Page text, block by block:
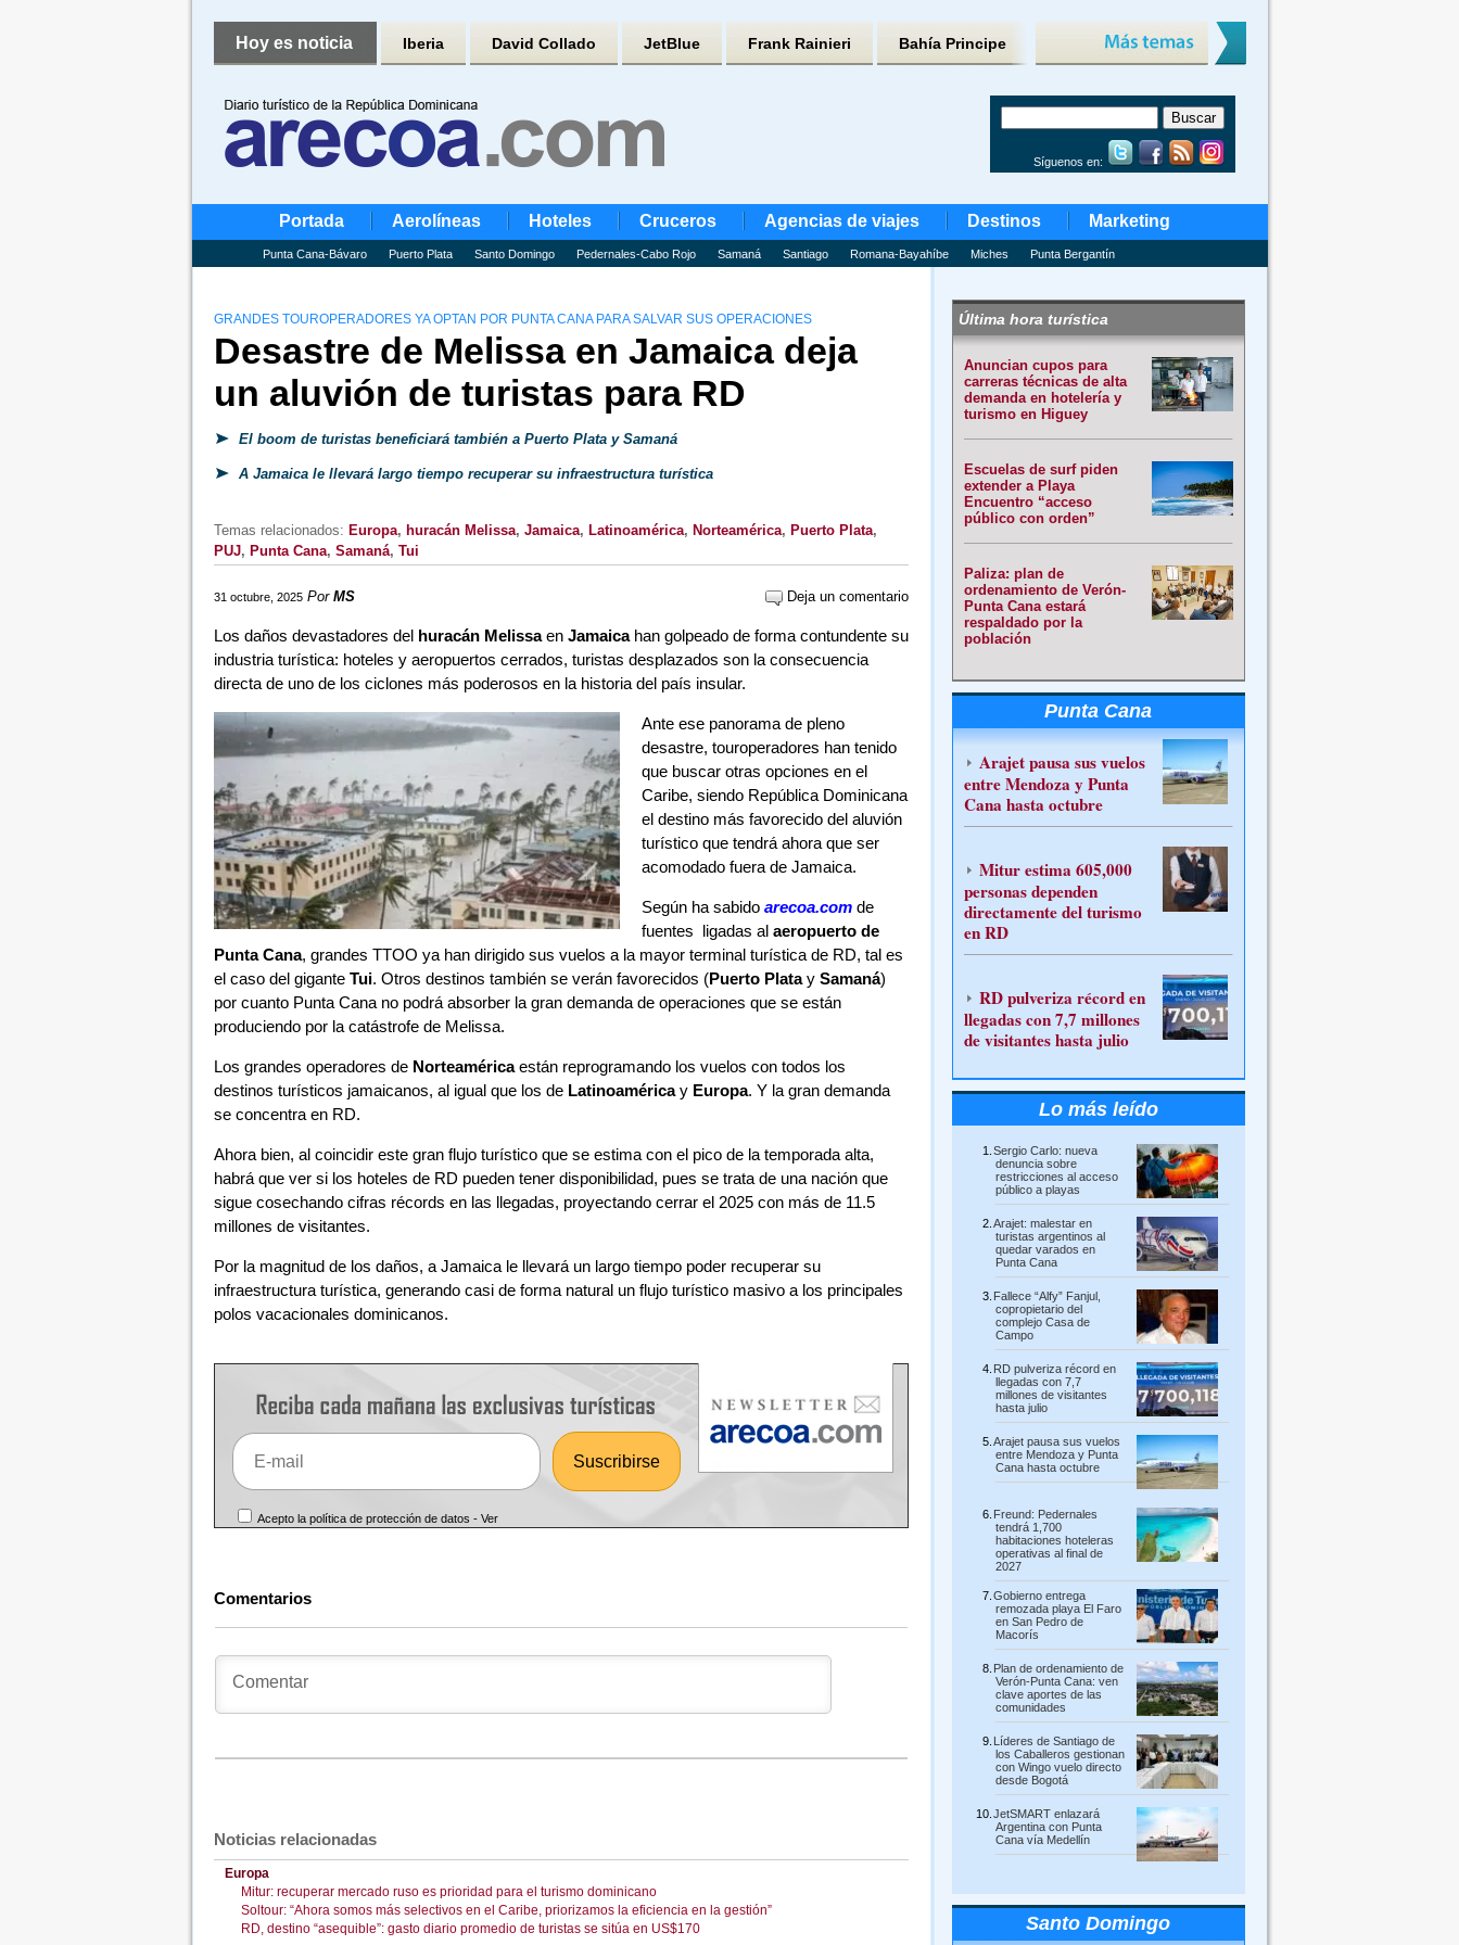
Hoy es noticia Iberia David Collado JetBlue Frank Rainieri Bahía Principe
Síguenos en:
Portada Aerolíneas Hoteles Cruceros Agencias de viajes Destinos Marketing
Punta Cana-Bávaro Puerto Plata Santo Domingo Pedernales-Cabo Rojo Samaná Santiago Romana-Bayahíbe Miches Punta Bergantín
GRANDES TOUROPERADORES YA OPTAN POR PUNTA CANA PARA SALVAR SUS OPERACIONES
Desastre de Melissa en Jamaica deja
un aluvión de turistas para RD
El boom de turistas beneficiará también a Puerto Plata y Samaná
A Jamaica le llevará largo tiempo recuperar su infraestructura turística
Temas relacionados: Europa, huracán Melissa, Jamaica, Latinoamérica, Norteamérica, Puerto Plata,
PUJ, Punta Cana, Samaná, Tui
31 octubre, 2025 Por MS Deja un comentario
Los daños devastadores del huracán Melissaen Jamaicahan golpeado de forma contundente su
industria turística: hoteles y aeropuertos cerrados, turistas desplazados son la consecuencia
directa de uno de los ciclones más poderosos en la historia del país insular.
Ante ese panorama de pleno
desastre, touroperadores han tenido
que buscar otras opciones en el
Caribe, siendo República Dominicana
el destino más favorecido del aluvión
turístico que tendrá ahora que ser
acomodado fuera de Jamaica.
Según ha sabido arecoa.comde
fuentes ligadas al aeropuerto de
Punta Cana, grandes TTOO ya han dirigido sus vuelos a la mayor terminal turística de RD, tal es
el caso del gigante Tui. Otros destinos también se verán favorecidos (Puerto Platay Samaná)
por cuanto Punta Cana no podrá absorber la gran demanda de operaciones que se están
produciendo por la catástrofe de Melissa.
Los grandes operadores de Norteaméricaestán reprogramando los vuelos con todos los
destinos turísticos jamaicanos, al igual que los de LatinoaméricayEuropa. Y la gran demanda
se concentra en RD.
Ahora bien, al coincidir este gran flujo turístico que se estima con el pico de la temporada alta,
habrá que ver si los hoteles de RD pueden tener disponibilidad, pues se trata de una nación que
sigue cosechando cifras récords en las llegadas, proyectando cerrar el 2025 con más de 11.5
millones de visitantes.
Por la magnitud de los daños, a Jamaica le llevará un largo tiempo poder recuperar su
infraestructura turística, generando casi de forma natural un flujo turístico masivo a los principales
polos vacacionales dominicanos.
Acepto la política de protección de datos -Ver
Comentarios
Noticias relacionadas
Europa
Mitur: recuperar mercado ruso es prioridad para el turismo dominicano
Soltour: “Ahora somos más selectivos en el Caribe, priorizamos la eficiencia en la gestión”
RD, destino “asequible”: gasto diario promedio de turistas se sitúa en US$170
Última hora turística
Anuncian cupos para
carreras técnicas de alta
demanda en hotelería y
turismo en Higuey
Escuelas de surf piden
extender a Playa
Encuentro “acceso
público con orden”
Paliza: plan de
ordenamiento de Verón-
Punta Cana estará
respaldado por la
población
Punta Cana
Arajet pausa sus vuelos
entre Mendoza y Punta
Cana hasta octubre
Mitur estima 605,000
personas dependen
directamente del turismo
en RD
RD pulveriza récord en
llegadas con 7,7 millones
de visitantes hasta julio
Lo más leído
Sergio Carlo: nueva
denuncia sobre
restricciones al acceso
público a playas
Arajet: malestar en
turistas argentinos al
quedar varados en
Punta Cana
Fallece “Alfy” Fanjul,
copropietario del
complejo Casa de
Campo
RD pulveriza récord en
llegadas con 7,7
millones de visitantes
hasta julio
Arajet pausa sus vuelos
entre Mendoza y Punta
Cana hasta octubre
Freund: Pedernales
tendrá 1,700
habitaciones hoteleras
operativas al final de
2027
Gobierno entrega
remozada playa El Faro
en San Pedro de
Macorís
Plan de ordenamiento de
Verón-Punta Cana: ven
clave aportes de las
comunidades
Líderes de Santiago de
los Caballeros gestionan
con Wingo vuelo directo
desde Bogotá
JetSMART enlazará
Argentina con Punta
Cana vía Medellín
Santo Domingo